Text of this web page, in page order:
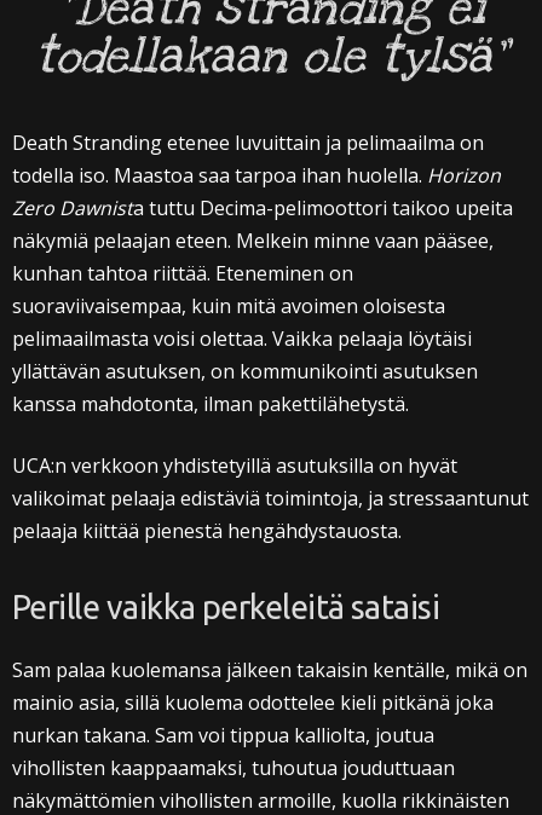
todellakaan ole tylsä”
Death Stranding etenee luvuittain ja pelimaailma on
todella iso. Maastoa saa tarpoa ihan huolella. Horizon
Zero Dawnista tuttu Decima-pelimoottori taikoo upeita
näkymiä pelaajan eteen. Melkein minne vaan pääsee,
kunhan tahtoa riittää. Eteneminen on
suoraviivaisempaa, kuin mitä avoimen oloisesta
pelimaailmasta voisi olettaa. Vaikka pelaaja löytäisi
yllättävän asutuksen, on kommunikointi asutuksen
kanssa mahdotonta, ilman pakettilähetystä.
UCA:n verkkoon yhdistetyillä asutuksilla on hyvät
valikoimat pelaaja edistäviä toimintoja, ja stressaantunut
pelaaja kiittää pienestä hengähdystauosta.
Perille vaikka perkeleitä sataisi
Sam palaa kuolemansa jälkeen takaisin kentälle, mikä on
mainio asia, sillä kuolema odottelee kieli pitkänä joka
nurkan takana. Sam voi tippua kalliolta, joutua
vihollisten kaappaamaksi, tuhoutua jouduttuaan
näkymättömien vihollisten armoille, kuolla rikkinäisten